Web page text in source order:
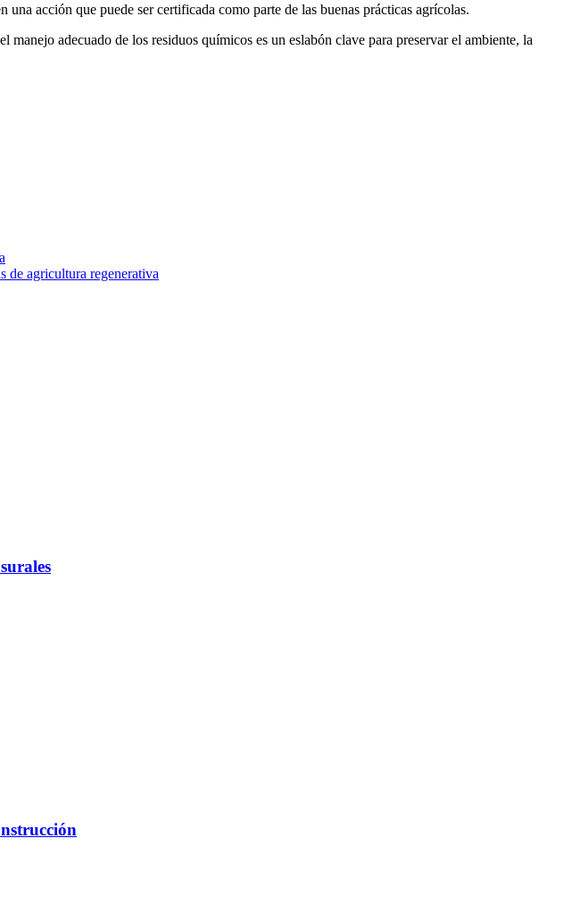
acción que puede ser certificada como parte de las buenas prácticas agrícolas.
adecuado de los residuos químicos es un eslabón clave para preservar el ambiente, la
de agricultura regenerativa